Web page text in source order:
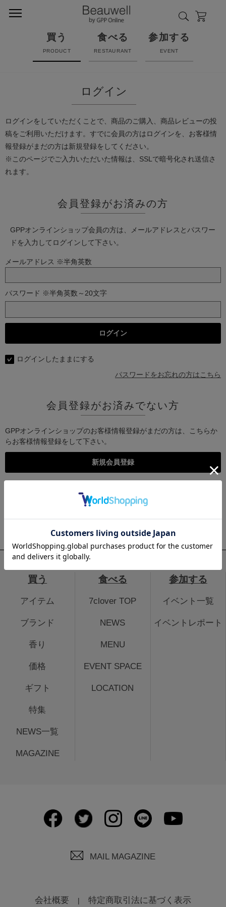
買う
PRODUCT
食べる
RESTAURANT
参加する
EVENT
ログイン
ログインをしていただくことで、商品のご購入、商品レビューの投
稿をご利用いただけます。すでに会員の方はログインを、お客様情
報登録がまだの方は新規登録をしてください。
※このページでご入力いただいた情報は、SSLで暗号化され送信さ
れます。
会員登録がお済みの方
GPPオンラインショップ会員の方は、メールアドレスとパスワー
ドを入力してログインして下さい。
メールアドレス ※半角英数
パスワード ※半角英数～20文字
ログインしたままにする
パスワードをお忘れの方はこちら
会員登録がお済みでない方
GPPオンラインショップのお客様情報登録がまだの方は、こちらか
らお客様情報登録をして下さい。
こちらは個人様向けのページとなります。法人のお客様のログイ
法人のお客さまはこちら
買う
アイテム
ブランド
香り
価格
ギフト
特集
NEWS一覧
MAGAZINE
食べる
7clover TOP
NEWS
MENU
EVENT SPACE
LOCATION
参加する
イベント一覧
イベントレポート
MAIL MAGAZINE
会社概要 特定商取引法に基づく表示